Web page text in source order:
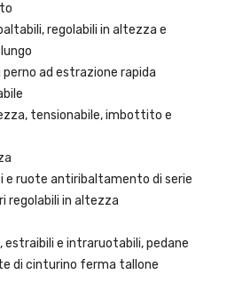
regolabili in altezza e
ad estrazione rapida
tensionabile, imbottito e
e ruote antiribaltamento di serie
regolabili in altezza
estraibili e intraruotabili, pedane
di cinturino ferma tallone